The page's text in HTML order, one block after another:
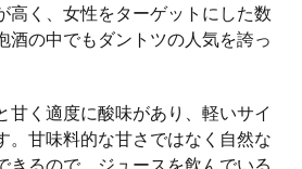
高く、女性をターゲットにした数
酒の中でもダントツの人気を誇っ
甘く適度に酸味があり、軽いサイ
。甘味料的な甘さではなく自然な
きるので、ジュースを飲んでいる